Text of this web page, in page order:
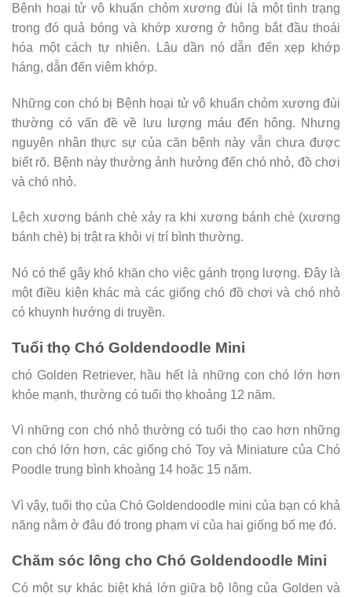
Bệnh hoại tử vô khuẩn chỏm xương đùi là một tình trạng
trong đó quả bóng và khớp xương ở hông bắt đầu thoái
hóa một cách tự nhiên. Lâu dần nó dẫn đến xẹp khớp
háng, dẫn đến viêm khớp.
Những con chó bị Bệnh hoại tử vô khuẩn chỏm xương đùi
thường có vấn đề về lưu lượng máu đến hông. Nhưng
nguyên nhân thực sự của căn bệnh này vẫn chưa được
biết rõ. Bệnh này thường ảnh hưởng đến chó nhỏ, đồ chơi
và chó nhỏ.
Lệch xương bánh chè xảy ra khi xương bánh chè (xương
bánh chè) bị trật ra khỏi vị trí bình thường.
Nó có thể gây khó khăn cho việc gánh trọng lượng. Đây là
một điều kiện khác mà các giống chó đồ chơi và chó nhỏ
có khuynh hướng di truyền.
Tuổi thọ Chó Goldendoodle Mini
chó Golden Retriever, hầu hết là những con chó lớn hơn
khỏe mạnh, thường có tuổi thọ khoảng 12 năm.
Vì những con chó nhỏ thường có tuổi thọ cao hơn những
con chó lớn hơn, các giống chó Toy và Miniature của Chó
Poodle trung bình khoảng 14 hoặc 15 năm.
Vì vậy, tuổi thọ của Chó Goldendoodle mini của bạn có khả
năng nằm ở đâu đó trong phạm vi của hai giống bố mẹ đó.
Chăm sóc lông cho Chó Goldendoodle Mini
Có một sự khác biệt khá lớn giữa bộ lông của Golden và